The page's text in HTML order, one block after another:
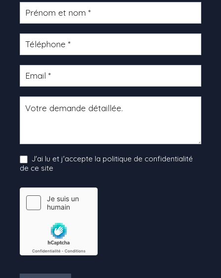
Formulaire
produit
J'ai lu et j'accepte la politique de confidentialité
de ce site